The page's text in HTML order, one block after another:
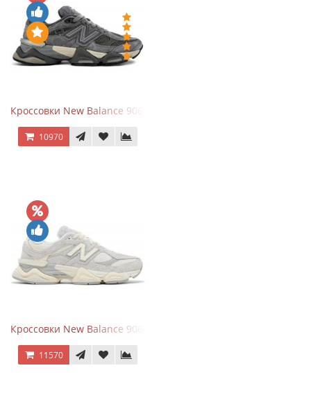
Кроссовки New Balance 9060 x Joe Freshgoods Dark Grey
10970
Кроссовки New Balance 9060 Quartz Grey
11570